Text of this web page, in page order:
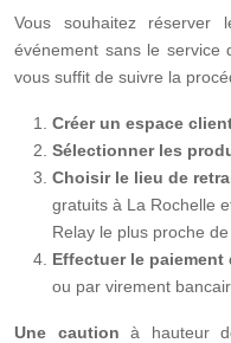
Vous souhaitez réserver
événement sans le service
vous suffit de suivre la
Créer un espace
Sélectionner les
Choisir le lieu de
gratuits à La Rochelle
Relay le plus proche de
Effectuer le paiement
ou par virement
Une caution à hauteur